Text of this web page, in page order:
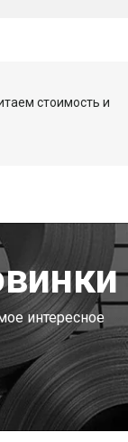
стоимость и
интересное